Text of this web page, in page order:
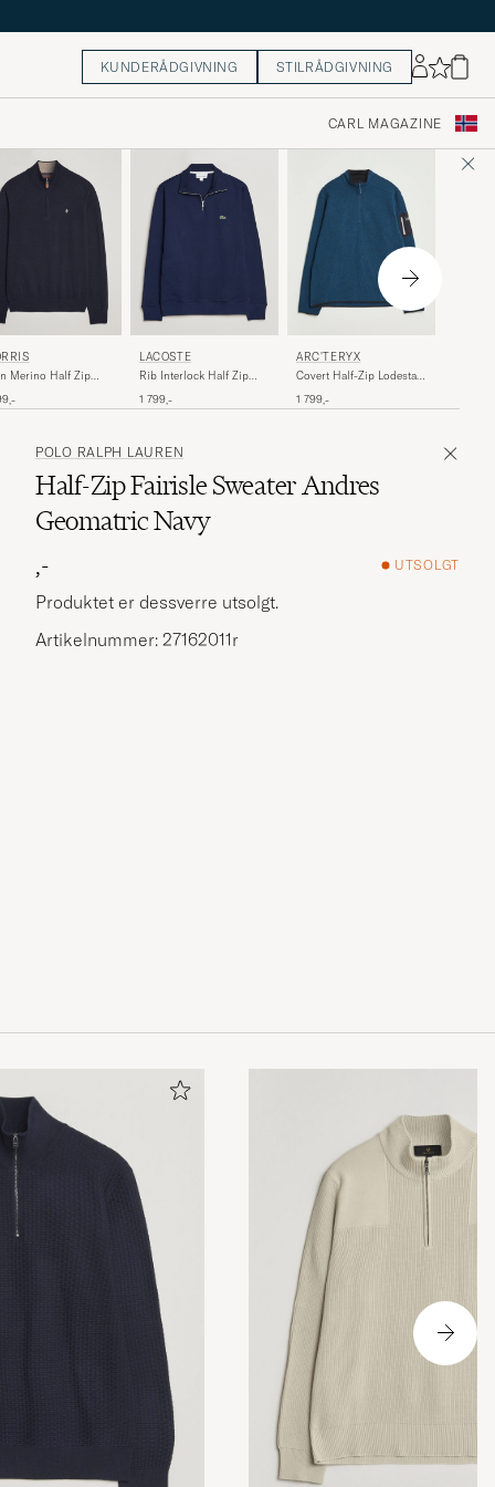
KUNDERÅDGIVNING STILRÅDGIVNING
CARL MAGAZINE
Merino Half Zip
LACOSTE
Rib Interlock Half Zip
1 799,-
ARC'TERYX
Covert Half-Zip Lodestar
1 799,-
POLO RALPH LAUREN
Half-Zip Fairisle Sweater Andres
Geomatric Navy
,-
UTSOLGT
Produktet er dessverre utsolgt.
Artikelnummer: 27162011r